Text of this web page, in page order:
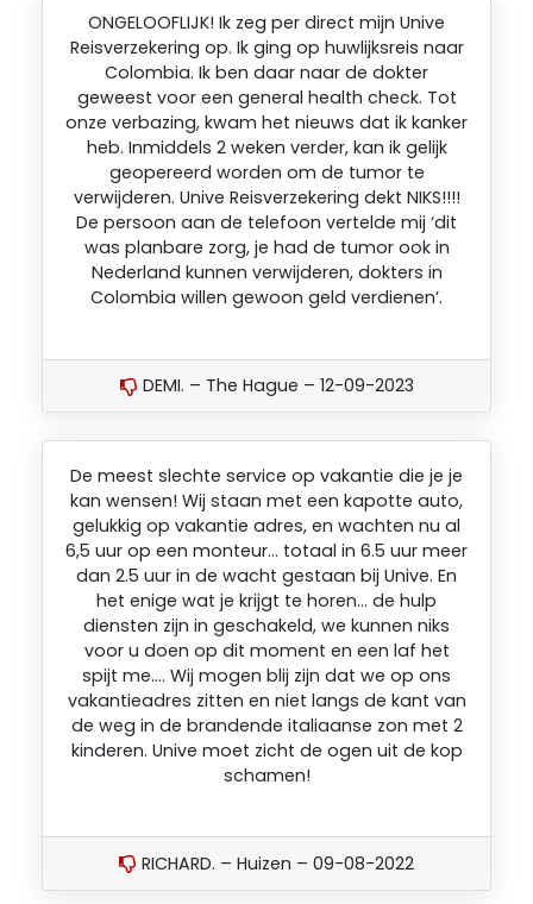
ONGELOOFLIJK! Ik zeg per direct mijn Unive
Reisverzekering op. Ik ging op huwlijksreis naar
Colombia. Ik ben daar naar de dokter
geweest voor een general health check. Tot
onze verbazing, kwam het nieuws dat ik kanker
heb. Inmiddels 2 weken verder, kan ik gelijk
geopereerd worden om de tumor te
verwijderen. Unive Reisverzekering dekt NIKS!!!!
De persoon aan de telefoon vertelde mij ‘dit
was planbare zorg, je had de tumor ook in
Nederland kunnen verwijderen, dokters in
Colombia willen gewoon geld verdienen’.
DEMI. – The Hague – 12-09-2023
De meest slechte service op vakantie die je je
kan wensen! Wij staan met een kapotte auto,
gelukkig op vakantie adres, en wachten nu al
6,5 uur op een monteur… totaal in 6.5 uur meer
dan 2.5 uur in de wacht gestaan bij Unive. En
het enige wat je krijgt te horen… de hulp
diensten zijn in geschakeld, we kunnen niks
voor u doen op dit moment en een laf het
spijt me…. Wij mogen blij zijn dat we op ons
vakantieadres zitten en niet langs de kant van
de weg in de brandende italiaanse zon met 2
kinderen. Unive moet zicht de ogen uit de kop
schamen!
RICHARD. – Huizen – 09-08-2022